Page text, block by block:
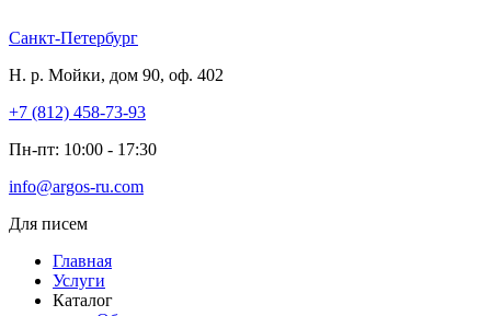
к
Санкт-Петербург
Н. р. Мойки, дом 90, оф. 402
+7 (812) 458-73-93
Пн-пт: 10:00 - 17:30
info@argos-ru.com
Для писем
Главная
Услуги
Каталог